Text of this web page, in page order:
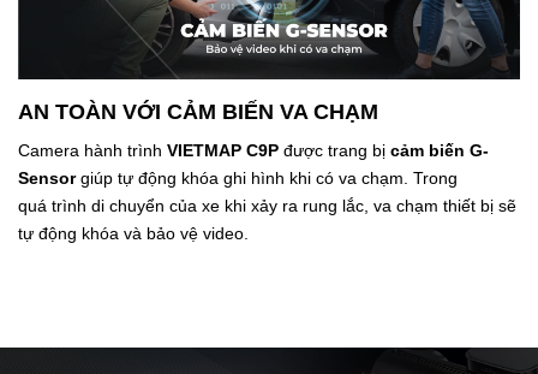
AN TOÀN VỚI CẢM BIẾN VA CHẠM
Camera hành trình VIETMAP C9P được trang bị cảm biến G-
Sensorgiúp tự động khóa ghi hình khi có va chạm. Trong
quá trình di chuyển của xe khi xảy ra rung lắc, va chạm thiết bị sẽ
tự động khóa và bảo vệ video.